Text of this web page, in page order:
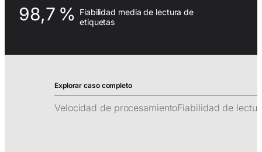
98,7 %
Fiabilidad media de lectura de
etiquetas
Velocidad de procesamientoFiabilidad de